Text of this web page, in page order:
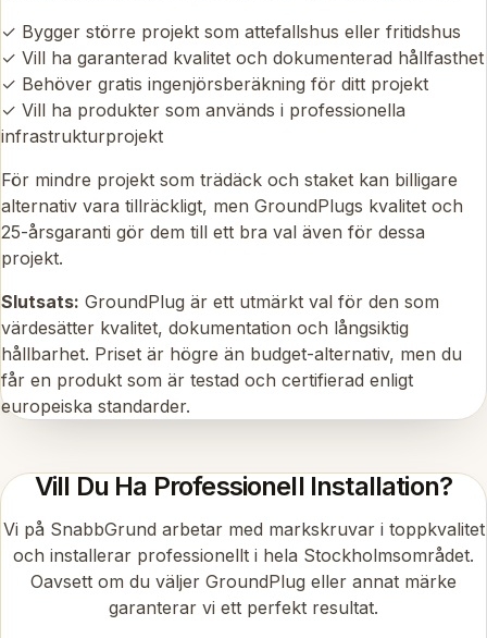
✓ Bygger större projekt som attefallshus eller fritidshus
✓ Vill ha garanterad kvalitet och dokumenterad hållfasthet
✓ Behöver gratis ingenjörsberäkning för ditt projekt
✓ Vill ha produkter som används i professionella
infrastrukturprojekt
För mindre projekt som trädäck och staket kan billigare
alternativ vara tillräckligt, men GroundPlugs kvalitet och
25-årsgaranti gör dem till ett bra val även för dessa
projekt.
Slutsats: GroundPlug är ett utmärkt val för den som
värdesätter kvalitet, dokumentation och långsiktig
hållbarhet. Priset är högre än budget-alternativ, men du
får en produkt som är testad och certifierad enligt
europeiska standarder.
Vill Du Ha Professionell Installation?
Vi på SnabbGrund arbetar med markskruvar i toppkvalitet
och installerar professionellt i hela Stockholmsområdet.
Oavsett om du väljer GroundPlug eller annat märke
garanterar vi ett perfekt resultat.